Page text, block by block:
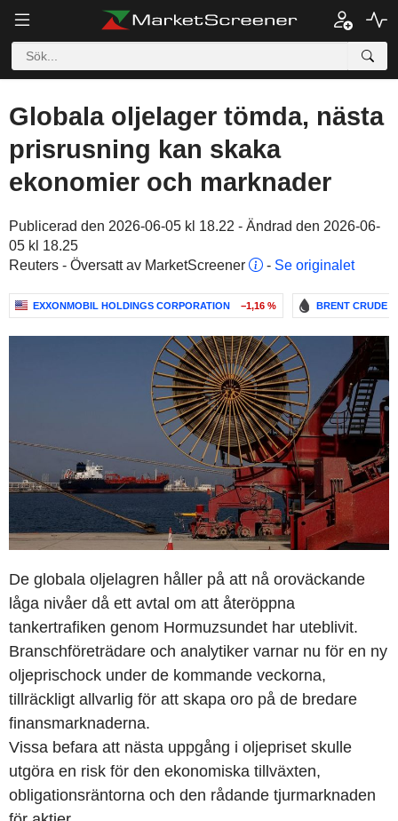
Globala oljelager tömda, nästa
prisrusning kan skaka
ekonomier och marknader
Publicerad den 2026-06-05 kl 18.22 - Ändrad den 2026-06-
05 kl 18.25
Reuters - Översatt av MarketScreener
- Se originalet
EXXONMOBIL HOLDINGS CORPORATION −1,16 % BRENT CRUDE
De globala oljelagren håller på att nå oroväckande
låga nivåer då ett avtal om att återöppna
tankertrafiken genom Hormuzsundet har uteblivit.
Branschföreträdare och analytiker varnar nu för en ny
oljeprischock under de kommande veckorna,
tillräckligt allvarlig för att skapa oro på de bredare
finansmarknaderna.
Vissa befara att nästa uppgång i oljepriset skulle
utgöra en risk för den ekonomiska tillväxten,
obligationsräntorna och den rådande tjurmarknaden